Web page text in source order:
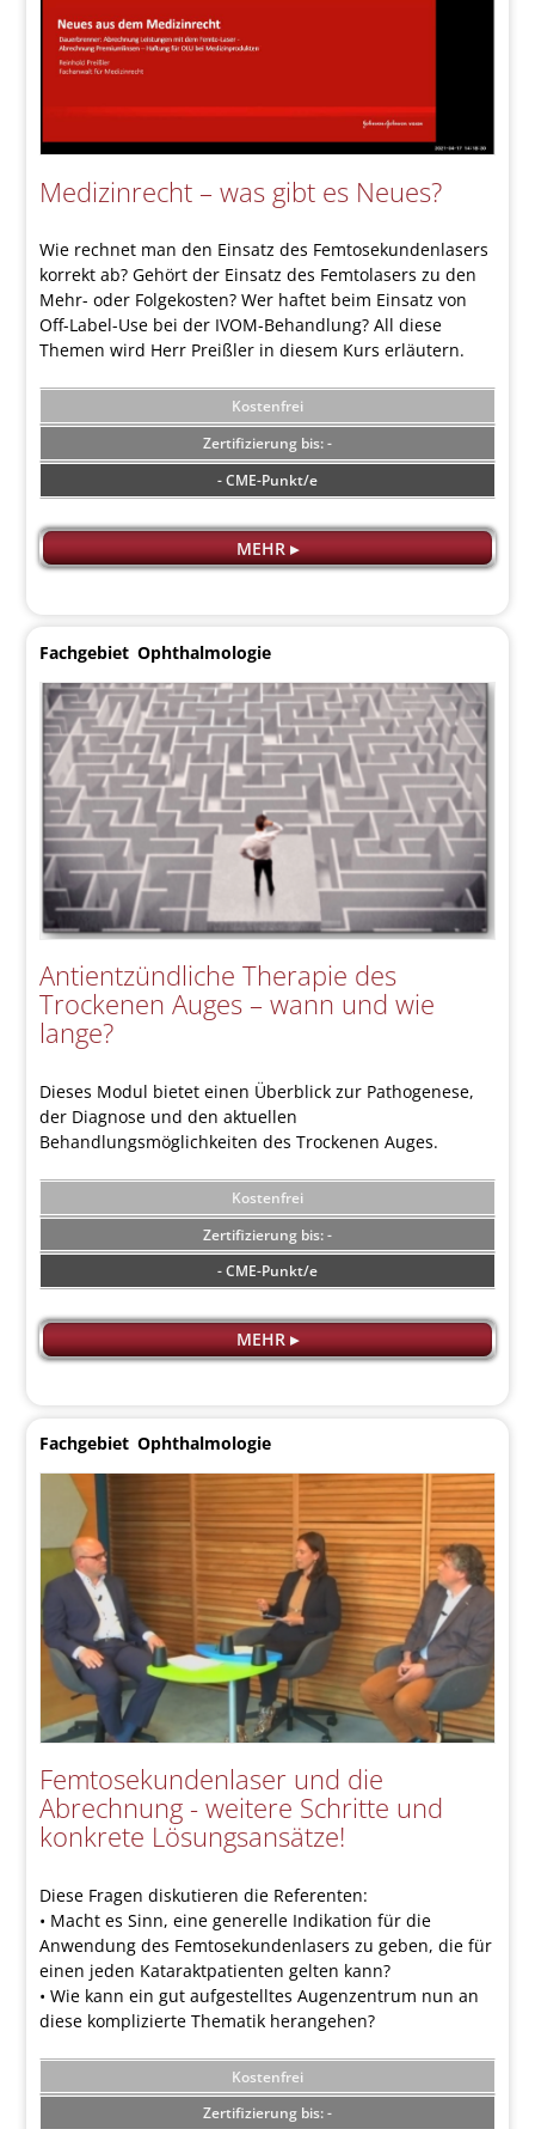
Medizinrecht – was gibt es Neues?
Wie rechnet man den Einsatz des Femtosekundenlasers
korrekt ab? Gehört der Einsatz des Femtolasers zu den
Mehr- oder Folgekosten? Wer haftet beim Einsatz von
Off-Label-Use bei der IVOM-Behandlung? All diese
Themen wird Herr Preißler in diesem Kurs erläutern.
Kostenfrei
-
- CME-Punkt/e
MEHR ▸
Fachgebiet Ophthalmologie
Antientzündliche Therapie des
Trockenen Auges – wann und wie
lange?
Dieses Modul bietet einen Überblick zur Pathogenese,
der Diagnose und den aktuellen
Behandlungsmöglichkeiten des Trockenen Auges.
Kostenfrei
-
- CME-Punkt/e
MEHR ▸
Fachgebiet Ophthalmologie
Femtosekundenlaser und die
Abrechnung - weitere Schritte und
konkrete Lösungsansätze!
Diese Fragen diskutieren die Referenten:
• Macht es Sinn, eine generelle Indikation für die
Anwendung des Femtosekundenlasers zu geben, die für
einen jeden Kataraktpatienten gelten kann?
• Wie kann ein gut aufgestelltes Augenzentrum nun an
diese komplizierte Thematik herangehen?
Kostenfrei
-